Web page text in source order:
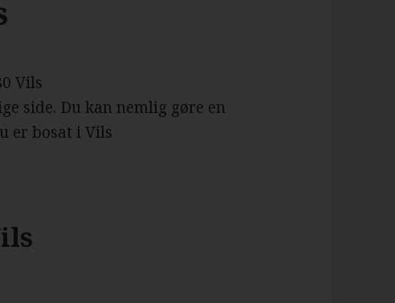
Vils
side. Du kan nemlig gøre en
er bosat i Vils